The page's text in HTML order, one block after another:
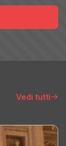
Vedi tutti